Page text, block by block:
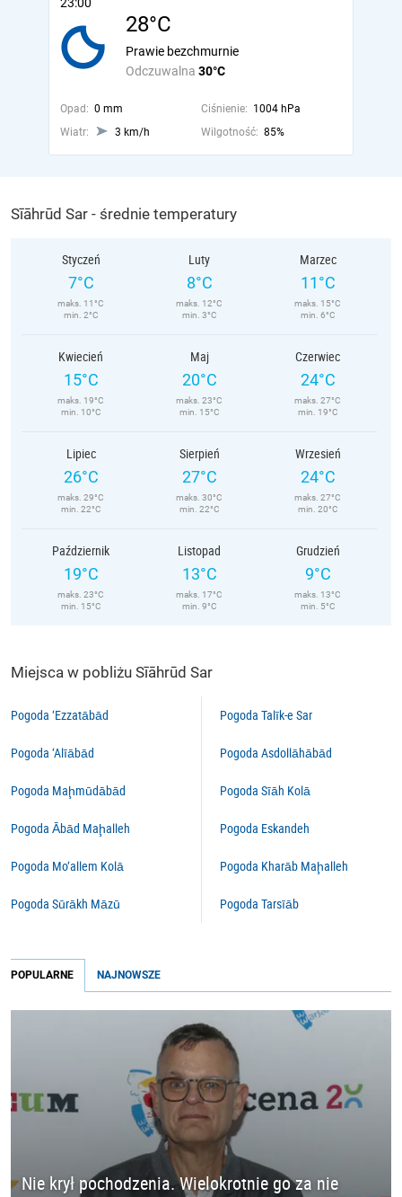
28°C
Odczuwalna 30°C
Prawie bezchmurnie
Opad: 0 mm Ciśnienie: 1004 hPa
Wiatr:
3 km/h Wilgotność: 85%
Sīāhrūd Sar - średnie temperatury
Styczeń
7°C
maks. 11°C
min. 2°C
Luty
8°C
maks. 12°C
min. 3°C
Marzec
11°C
maks. 15°C
min. 6°C
Kwiecień
15°C
maks. 19°C
min. 10°C
Maj
20°C
maks. 23°C
min. 15°C
Czerwiec
24°C
maks. 27°C
min. 19°C
Lipiec
26°C
maks. 29°C
min. 22°C
Sierpień
27°C
maks. 30°C
min. 22°C
Wrzesień
24°C
maks. 27°C
min. 20°C
Październik
19°C
maks. 23°C
min. 15°C
Listopad
13°C
maks. 17°C
min. 9°C
Grudzień
9°C
maks. 13°C
min. 5°C
Miejsca w pobliżu Sīāhrūd Sar
Pogoda ‘Ezzatābād
Pogoda ‘Alīābād
Pogoda Maḩmūdābād
Pogoda Ābād Maḩalleh
Pogoda Mo‘allem Kolā
Pogoda Sūrākh Māzū
Pogoda Talīk-e Sar
Pogoda Asdollāhābād
Pogoda Sīāh Kolā
Pogoda Eskandeh
Pogoda Kharāb Maḩalleh
Pogoda Tarsīāb
POPULARNE NAJNOWSZE
Nie krył pochodzenia. Wielokrotnie go za nie